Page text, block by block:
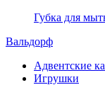
Губка для
Вальдорф
Адвентские
Игрушки